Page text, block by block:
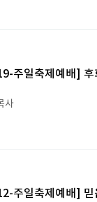
주일축제예배]
사
주일축제예배]